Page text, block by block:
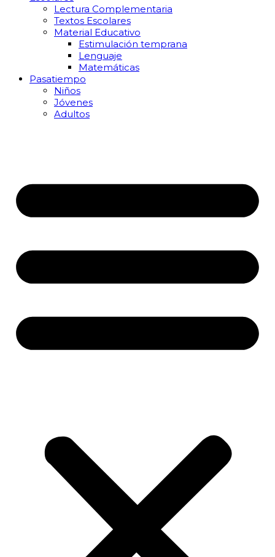
Lectura Complementaria
Textos Escolares
Material Educativo
Estimulación temprana
Lenguaje
Matemáticas
Pasatiempo
Niños
Jóvenes
Adultos